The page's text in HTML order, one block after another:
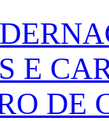
E
DE